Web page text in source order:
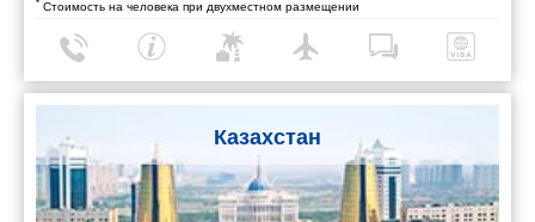
* Стоимость на человека при двухместном размещении
Казахстан